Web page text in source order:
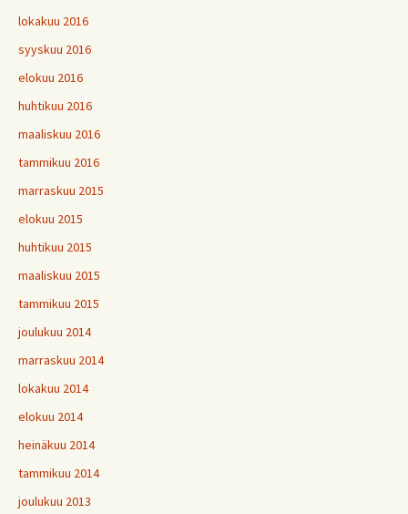
lokakuu 2016
syyskuu 2016
elokuu 2016
huhtikuu 2016
maaliskuu 2016
tammikuu 2016
marraskuu 2015
elokuu 2015
huhtikuu 2015
maaliskuu 2015
tammikuu 2015
joulukuu 2014
marraskuu 2014
lokakuu 2014
elokuu 2014
heinäkuu 2014
tammikuu 2014
joulukuu 2013